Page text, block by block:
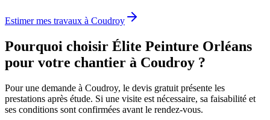
Estimer mes travaux à Coudroy
Pourquoi choisir Élite Peinture Orléans
pour votre chantier à Coudroy ?
Pour une demande à Coudroy, le devis gratuit présente les
prestations après étude. Si une visite est nécessaire, sa faisabilité et
ses conditions sont confirmées avant le rendez-vous.